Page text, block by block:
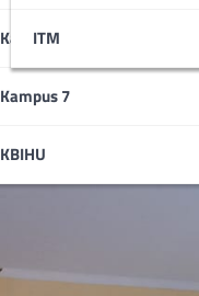
STAI
ITM
Kampus 6
Kampus 7
KBIHU